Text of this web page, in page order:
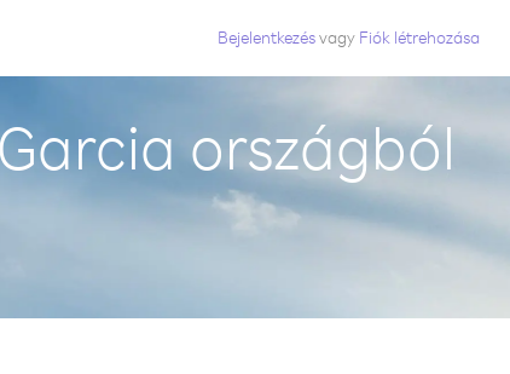
Bejelentkezésvagy Fiók létrehozása
országból